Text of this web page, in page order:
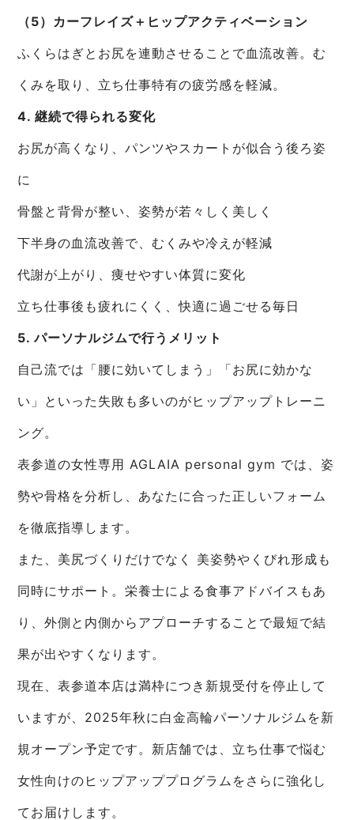
（5）カーフレイズ＋ヒップアクティベーション
ふくらはぎとお尻を連動させることで血流改善。む
くみを取り、立ち仕事特有の疲労感を軽減。
4. 継続で得られる変化
お尻が高くなり、パンツやスカートが似合う後ろ姿
に
骨盤と背骨が整い、姿勢が若々しく美しく
下半身の血流改善で、むくみや冷えが軽減
代謝が上がり、痩せやすい体質に変化
立ち仕事後も疲れにくく、快適に過ごせる毎日
5. パーソナルジムで行うメリット
自己流では「腰に効いてしまう」「お尻に効かな
い」といった失敗も多いのがヒップアップトレーニ
ング。
表参道の女性専用 AGLAIA personal gym では、姿
勢や骨格を分析し、あなたに合った正しいフォーム
を徹底指導します。
また、美尻づくりだけでなく 美姿勢やくびれ形成も
同時にサポート。栄養士による食事アドバイスもあ
り、外側と内側からアプローチすることで最短で結
果が出やすくなります。
現在、表参道本店は満枠につき新規受付を停止して
いますが、2025年秋に白金高輪パーソナルジムを新
規オープン予定です。新店舗では、立ち仕事で悩む
女性向けのヒップアッププログラムをさらに強化し
てお届けします。